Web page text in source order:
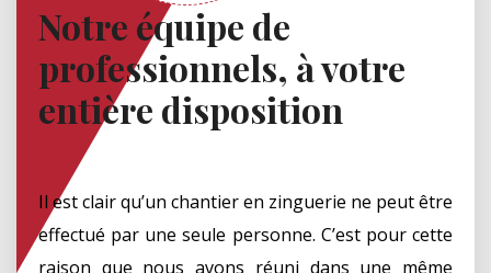
Notre équipe de
professionnels, à votre
entière disposition
Il est clair qu’un chantier en zinguerie ne peut être
effectué par une seule personne. C’est pour cette
raison que nous avons réuni dans une même